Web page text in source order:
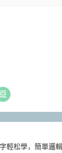
輕松學，簡單邏輯